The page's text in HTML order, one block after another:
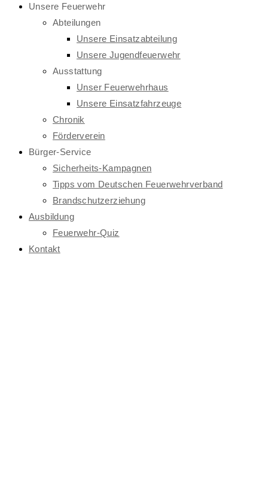
Unsere Feuerwehr
Abteilungen
Unsere Einsatzabteilung
Unsere Jugendfeuerwehr
Ausstattung
Unser Feuerwehrhaus
Unsere Einsatzfahrzeuge
Chronik
Förderverein
Bürger-Service
Sicherheits-Kampagnen
Tipps vom Deutschen Feuerwehrverband
Brandschutzerziehung
Ausbildung
Feuerwehr-Quiz
Kontakt